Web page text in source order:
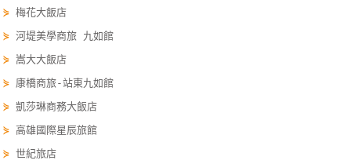
單
理
會
帳
戶
⋟梅花大飯店
⋟河堤美學商旅 九如館
⋟嵩大大飯店
⋟ 康橋商旅-站東九如館
⋟凱莎琳商務大飯店
⋟高雄國際星辰旅館
⋟世紀旅店